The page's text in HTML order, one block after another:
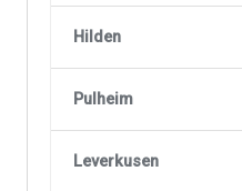
Hilden
Pulheim
Leverkusen